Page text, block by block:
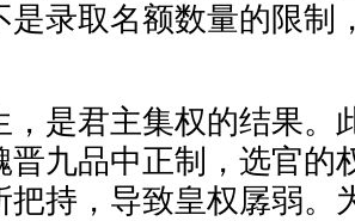
是录取名额数量的限制
，是君主集权的结果。
晋九品中正制，选官的
把持，导致皇权孱弱。